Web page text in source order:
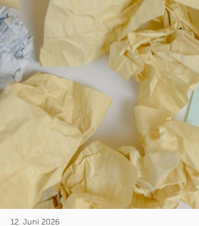
12. Juni 2026